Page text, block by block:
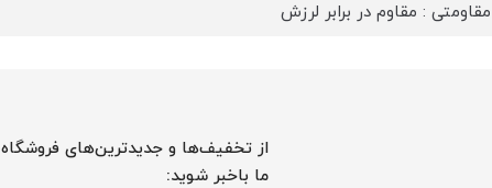
: مقاوم در برابر لرزش
از تخفیف‌ها و جدیدترین‌های فروشگاه
ما باخبر شوید: